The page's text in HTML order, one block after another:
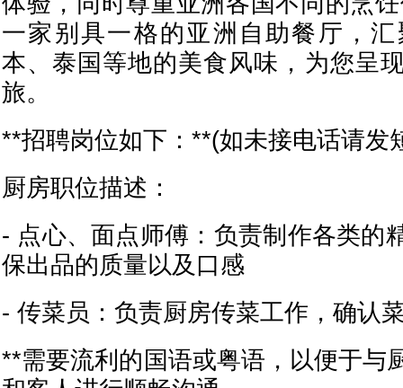
一家别具一格的亚洲自助餐厅，
本、泰国等地的美食风味，为您呈
旅。
**招聘岗位如下：**(如未接电话请发
厨房职位描述：
- 点心、面点师傅：负责制作各类的
保出品的质量以及口感
- 传菜员：负责厨房传菜工作，确认
**需要流利的国语或粤语，以便于与